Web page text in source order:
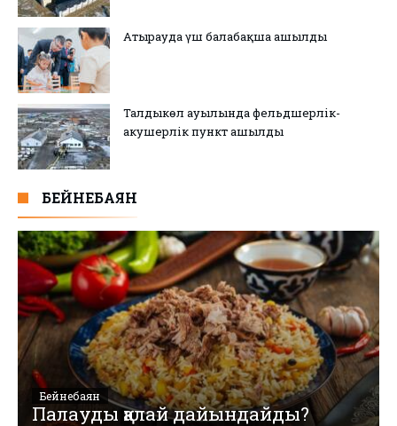
Атырауда үш балабақша ашылды
Талдыкөл ауылында фельдшерлік-
акушерлік пункт ашылды
БЕЙНЕБАЯН
Бейнебаян
Палауды қалай дайындайды?